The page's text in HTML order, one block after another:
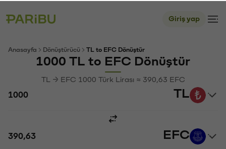
Giriş yap
Anasayfa Dönüştürücü TL to EFC Dönüştür
1000 TL to EFC Dönüştür
TL → EFC 1000 Türk Lirası ≈ 390,63 EFC
TL
EFC